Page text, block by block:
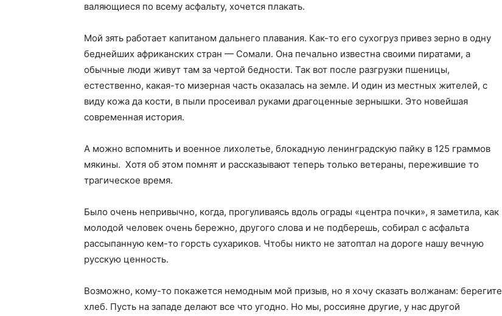
валяющиеся по всему асфальту, хочется плакать.
Мой зять работает капитаном дальнего плавания. Как-то его сухогруз привез зерно в одну
беднейших африканских стран — Сомали. Она печально известна своими пиратами, а
обычные люди живут там за чертой бедности. Так вот после разгрузки пшеницы,
естественно, какая-то мизерная часть оказалась на земле. И один из местных жителей, с
виду кожа да кости, в пыли просеивал руками драгоценные зернышки. Это новейшая
современная история.
А можно вспомнить и военное лихолетье, блокадную ленинградскую пайку в 125 граммов
мякины. Хотя об этом помнят и рассказывают теперь только ветераны, пережившие то
трагическое время.
Было очень непривычно, когда, прогуливаясь вдоль ограды «центра почки», я заметила, как
молодой человек очень бережно, другого слова и не подберешь, собирал с асфальта
рассыпанную кем-то горсть сухариков. Чтобы никто не затоптал на дороге нашу вечную
русскую ценность.
Возможно, кому-то покажется немодным мой призыв, но я хочу сказать волжанам: берегите
хлеб. Пусть на западе делают все что угодно. Но мы, россияне другие, у нас другой